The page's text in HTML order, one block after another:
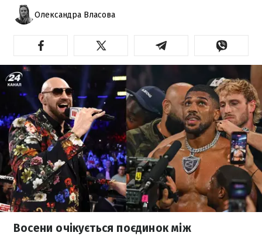
Олександра Власова
Восени очікується поєдинок між